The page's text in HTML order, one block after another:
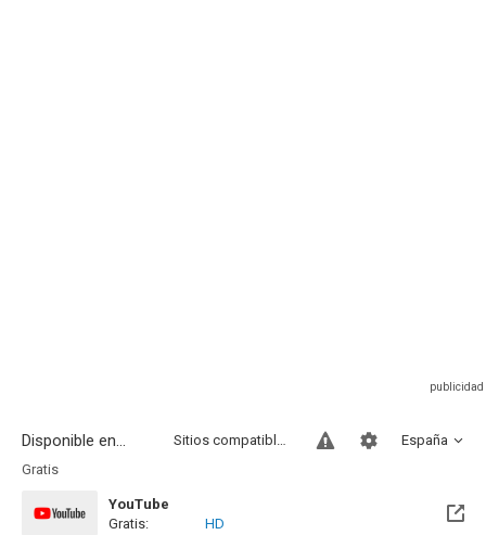
Disponible en... España
Sitios compatibles
Gratis
YouTube
Gratis:
HD